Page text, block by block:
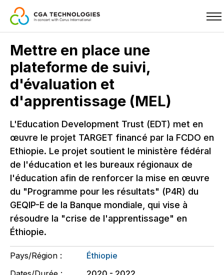
main
content
Mettre en place une
plateforme de suivi,
d'évaluation et
d'apprentissage (MEL)
L'Education Development Trust (EDT) met en
œuvre le projet TARGET financé par la FCDO en
Ethiopie. Le projet soutient le ministère fédéral
de l'éducation et les bureaux régionaux de
l'éducation afin de renforcer la mise en œuvre
du "Programme pour les résultats" (P4R) du
GEQIP-E de la Banque mondiale, qui vise à
résoudre la "crise de l'apprentissage" en
Éthiopie.
Pays/Région :
Éthiopie